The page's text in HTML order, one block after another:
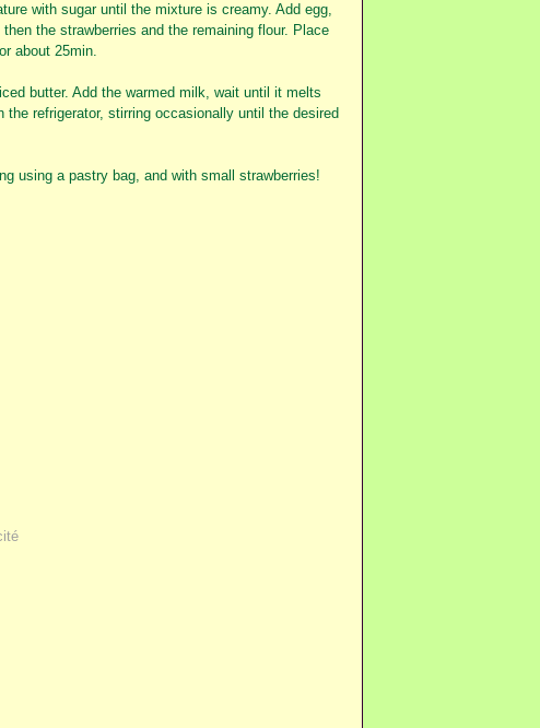
with sugar until the mixture is creamy. Add egg,
the strawberries and the remaining flour. Place
about 25min.
butter. Add the warmed milk, wait until it melts
refrigerator, stirring occasionally until the desired
using a pastry bag, and with small strawberries!